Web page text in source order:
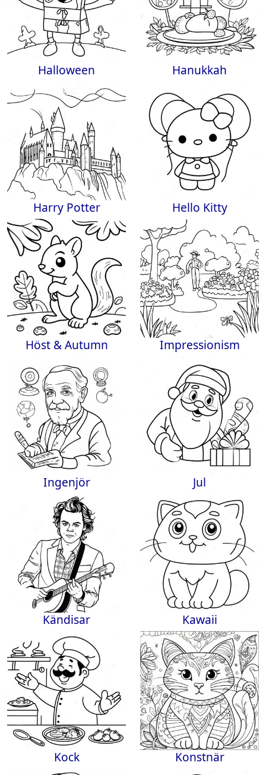
Halloween Hanukkah
Harry Potter Hello Kitty
Höst & Autumn Impressionism
Ingenjör Jul
Kändisar Kawaii
Kock Konstnär